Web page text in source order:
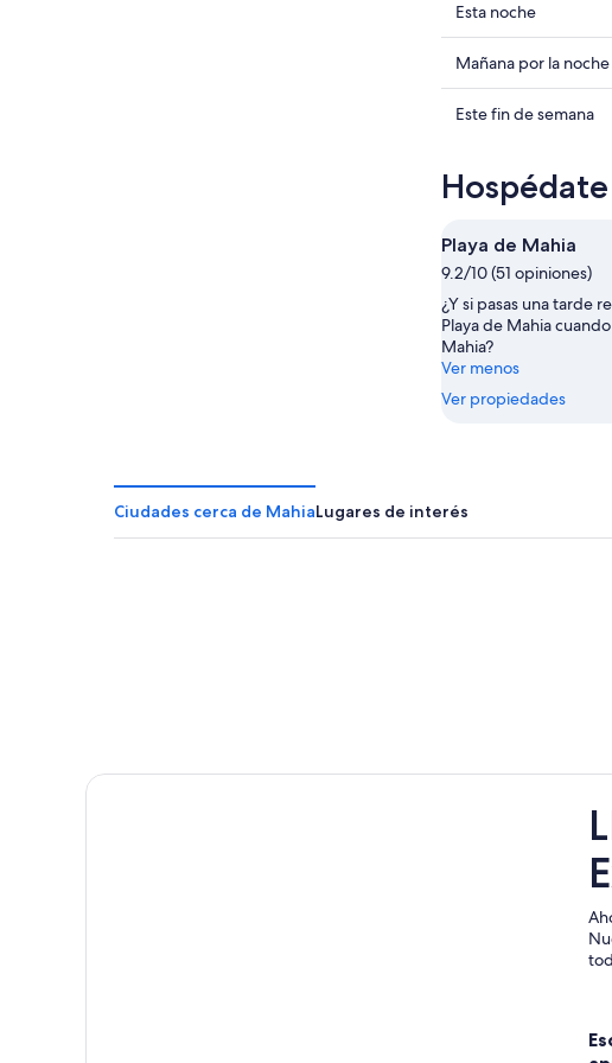
Ver
precios
de
propiedades
en
esta
noche,
7
ago
-
8
ago
Esta noche
Ver
precios
de
Mahia
mañana
por
la
noche,
8
ago
9
Mañana por la noche
Ver
propiedades
Mahia
para
fin
de
semana,
ago
Este fin de semana
Playa de Mahia
9.2/10 (51 opiniones)
¿Y si pasas una tarde
Playa de Mahia
Mahia?
Ver menos
Ver propiedades
Ciudades cerca de MahiaLugares de interés